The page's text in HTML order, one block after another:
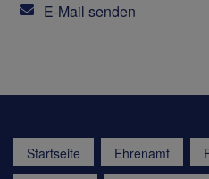
E-Mail senden
Startseite Ehrenamt